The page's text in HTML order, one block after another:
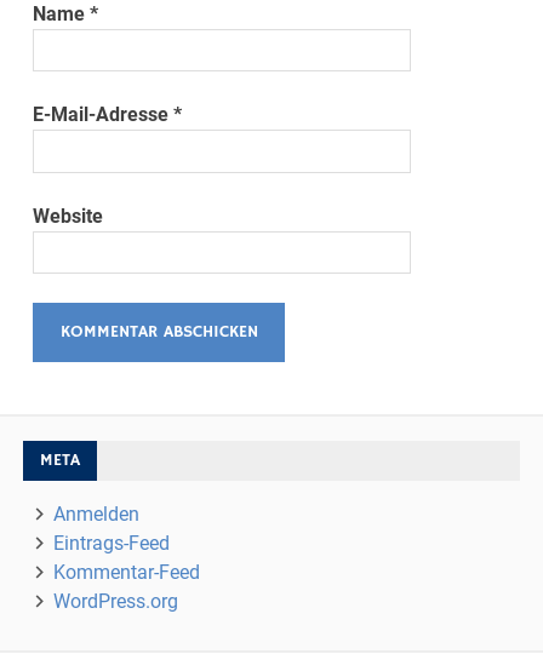
Name*
E-Mail-Adresse*
Website
META
Anmelden
Eintrags-Feed
Kommentar-Feed
WordPress.org